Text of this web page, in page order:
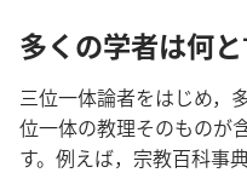
多くの学者は何
三位一体論者をはじめ，
位一体の教理そのものが
す。例えば，宗教百科事